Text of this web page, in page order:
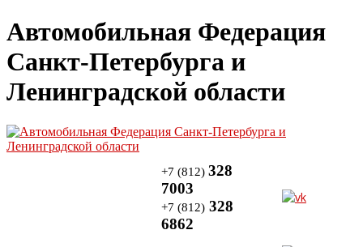
Автомобильная Федерация
Санкт-Петербурга и
Ленинградской области
+7 (812) 328
7003
+7 (812) 328
6862